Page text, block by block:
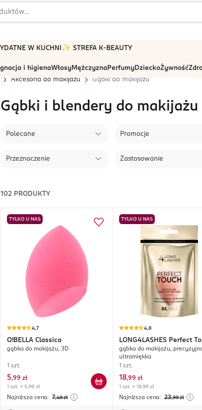
W KUCHNI ✨ STREFA K-BEAUTY
i higienaWłosyMężczyznaPerfumyDzieckoŻywność
Akcesoria do makijażu Gąbki do makijażu
Gąbki i blendery do makijażu
Polecane Promocje
Przeznaczenie Zastosowanie
102 PRODUKTY
TYLKO U NAS
4,7
O!BELLA Classica
gąbka do makijażu, 3D
1 szt.
5,99 zł
1 szt. = 5,99 zł
Najniższa cena: 7,49 zł
TYLKO U NAS
4,8
LONG4LASHES Perfect
gąbka do makijażu,
ultramiękka
1 szt.
18,99 zł
1 szt. = 18,99 zł
Najniższa cena: 23,99 zł